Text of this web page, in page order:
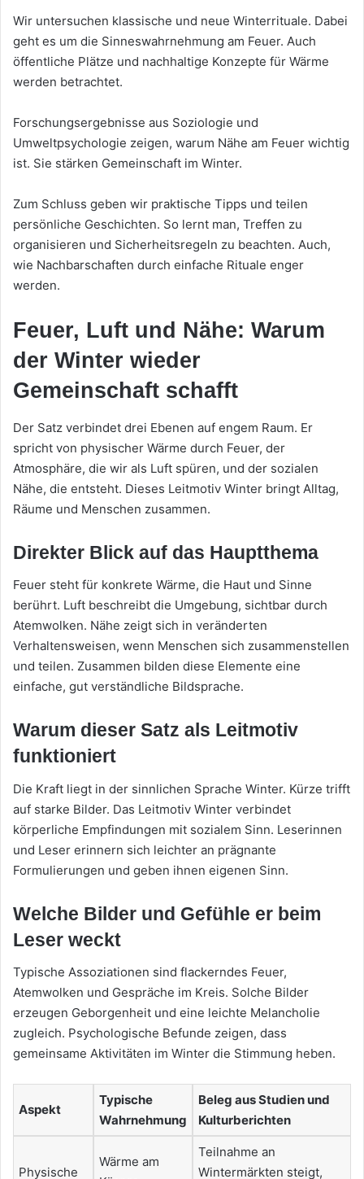
Wir untersuchen klassische und neue Winterrituale. Dabei
geht es um die Sinneswahrnehmung am Feuer. Auch
öffentliche Plätze und nachhaltige Konzepte für Wärme
werden betrachtet.
Forschungsergebnisse aus Soziologie und
Umweltpsychologie zeigen, warum Nähe am Feuer wichtig
ist. Sie stärken Gemeinschaft im Winter.
Zum Schluss geben wir praktische Tipps und teilen
persönliche Geschichten. So lernt man, Treffen zu
organisieren und Sicherheitsregeln zu beachten. Auch,
wie Nachbarschaften durch einfache Rituale enger
werden.
Feuer, Luft und Nähe: Warum
der Winter wieder
Gemeinschaft schafft
Der Satz verbindet drei Ebenen auf engem Raum. Er
spricht von physischer Wärme durch Feuer, der
Atmosphäre, die wir als Luft spüren, und der sozialen
Nähe, die entsteht. Dieses Leitmotiv Winter bringt Alltag,
Räume und Menschen zusammen.
Direkter Blick auf das Hauptthema
Feuer steht für konkrete Wärme, die Haut und Sinne
berührt. Luft beschreibt die Umgebung, sichtbar durch
Atemwolken. Nähe zeigt sich in veränderten
Verhaltensweisen, wenn Menschen sich zusammenstellen
und teilen. Zusammen bilden diese Elemente eine
einfache, gut verständliche Bildsprache.
Warum dieser Satz als Leitmotiv
funktioniert
Die Kraft liegt in der sinnlichen Sprache Winter. Kürze trifft
auf starke Bilder. Das Leitmotiv Winter verbindet
körperliche Empfindungen mit sozialem Sinn. Leserinnen
und Leser erinnern sich leichter an prägnante
Formulierungen und geben ihnen eigenen Sinn.
Welche Bilder und Gefühle er beim
Leser weckt
Typische Assoziationen sind flackerndes Feuer,
Atemwolken und Gespräche im Kreis. Solche Bilder
erzeugen Geborgenheit und eine leichte Melancholie
zugleich. Psychologische Befunde zeigen, dass
gemeinsame Aktivitäten im Winter die Stimmung heben.
Aspekt
Typische
Wahrnehmung
Beleg aus Studien und
Kulturberichten
Physische
Wärme am
Teilnahme an
Wintermärkten steigt,